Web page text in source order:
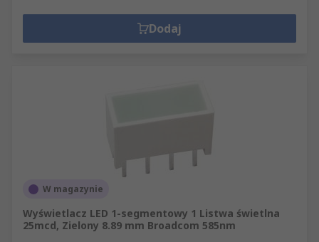
Dodaj
W magazynie
Wyświetlacz LED 1-segmentowy 1 Listwa świetlna
25mcd, Zielony 8.89 mm Broadcom 585nm